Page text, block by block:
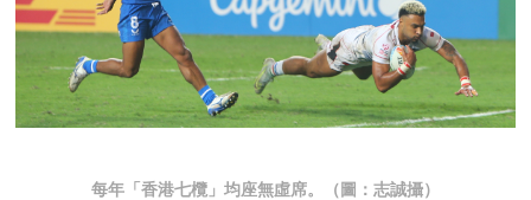
每年「香港七欖」均座無虛席。（圖：志誠攝）